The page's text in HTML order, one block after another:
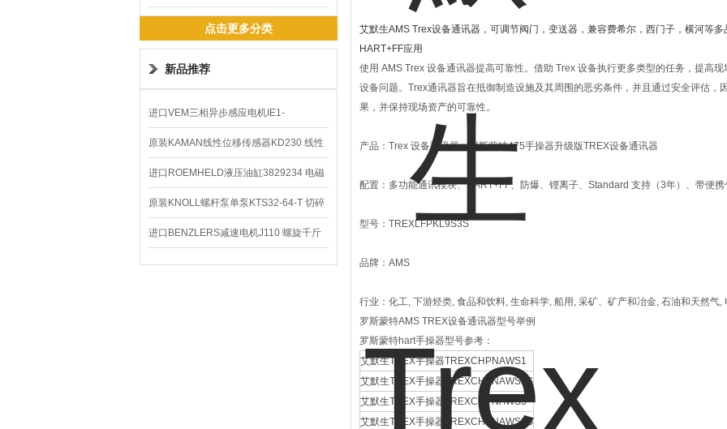
点击更多分类
新品推荐
进口VEM三相异步感应电机IE1-
K21R80G4马达
原装KAMAN线性位移传感器KD230 线性
编码器
进口ROEMHELD液压油缸3829234 电磁
阀定位器
原装KNOLL螺杆泵单泵KTS32-64-T 切碎
排屑机
进口BENZLERS减速电机J110 螺旋千斤
顶BD-58
艾默生AMS Trex设备通讯器，可调节阀门，变送器，兼容费希尔，西门子，横河等
HART+FF应用
使用 AMS Trex 设备通讯器提高可靠性。借助 Trex 设备执行更多类型的任务，提高
设备问题。Trex通讯器旨在抵御制造设施及其周围的恶劣条件，并且通过安全评估，
果，并保持现场资产的可靠性。
产品：Trex 设备通讯器，罗斯蒙特475手操器升级版TREX设备通讯器
配置：多功能通讯模块、HART+FF、防爆、锂离子、Standard 支持（3年）、带便携
型号：TREXLFPKL9S3S
品牌：AMS
行业：化工, 下游烃类, 食品和饮料, 生命科学, 船用, 采矿、矿产和冶金, 石油和天然气,
罗斯蒙特AMS TREX设备通讯器型号举例
罗斯蒙特hart手操器型号参考：
艾默生TREX手操器TREXCHPNAWS1
艾默生TREX手操器TREXCHPNAWS1S
艾默生TREX手操器TREXCHPNAWS3
艾默生TREX手操器TREXCHPNAWS3S